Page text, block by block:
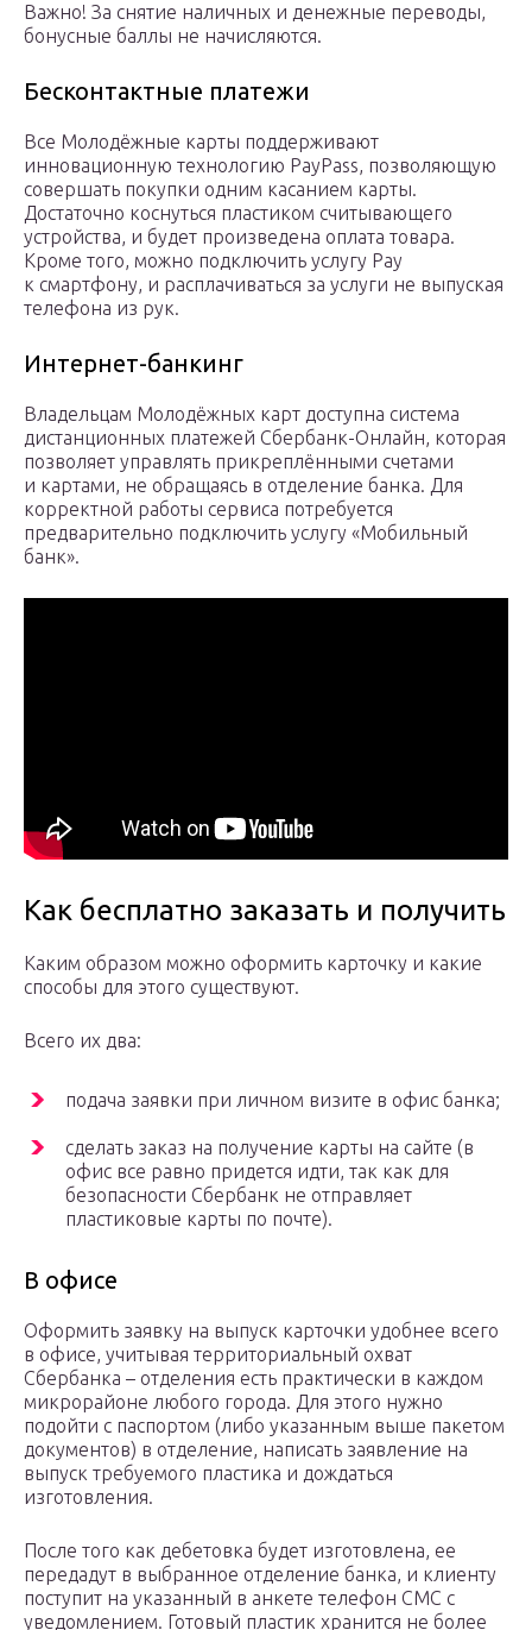
Важно! За снятие наличных и денежные переводы,
бонусные баллы не начисляются.
Бесконтактные платежи
Все Молодёжные карты поддерживают
инновационную технологию PayPass, позволяющую
совершать покупки одним касанием карты.
Достаточно коснуться пластиком считывающего
устройства, и будет произведена оплата товара.
Кроме того, можно подключить услугу Pay
к смартфону, и расплачиваться за услуги не выпуская
телефона из рук.
Интернет-банкинг
Владельцам Молодёжных карт доступна система
дистанционных платежей Сбербанк-Онлайн, которая
позволяет управлять прикреплёнными счетами
и картами, не обращаясь в отделение банка. Для
корректной работы сервиса потребуется
предварительно подключить услугу «Мобильный
банк».
Как бесплатно заказать и получить
Каким образом можно оформить карточку и какие
способы для этого существуют.
Всего их два:
подача заявки при личном визите в офис банка;
сделать заказ на получение карты на сайте (в
офис все равно придется идти, так как для
безопасности Сбербанк не отправляет
пластиковые карты по почте).
В офисе
Оформить заявку на выпуск карточки удобнее всего
в офисе, учитывая территориальный охват
Сбербанка – отделения есть практически в каждом
микрорайоне любого города. Для этого нужно
подойти с паспортом (либо указанным выше пакетом
документов) в отделение, написать заявление на
выпуск требуемого пластика и дождаться
изготовления.
После того как дебетовка будет изготовлена, ее
передадут в выбранное отделение банка, и клиенту
поступит на указанный в анкете телефон СМС с
уведомлением. Готовый пластик хранится не более